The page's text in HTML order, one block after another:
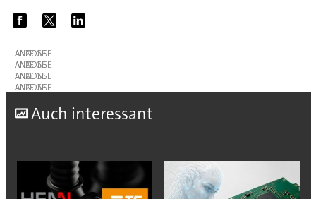
ANZEIGE
ANZEIGE
ANZEIGE
ANZEIGE
Auch interessant